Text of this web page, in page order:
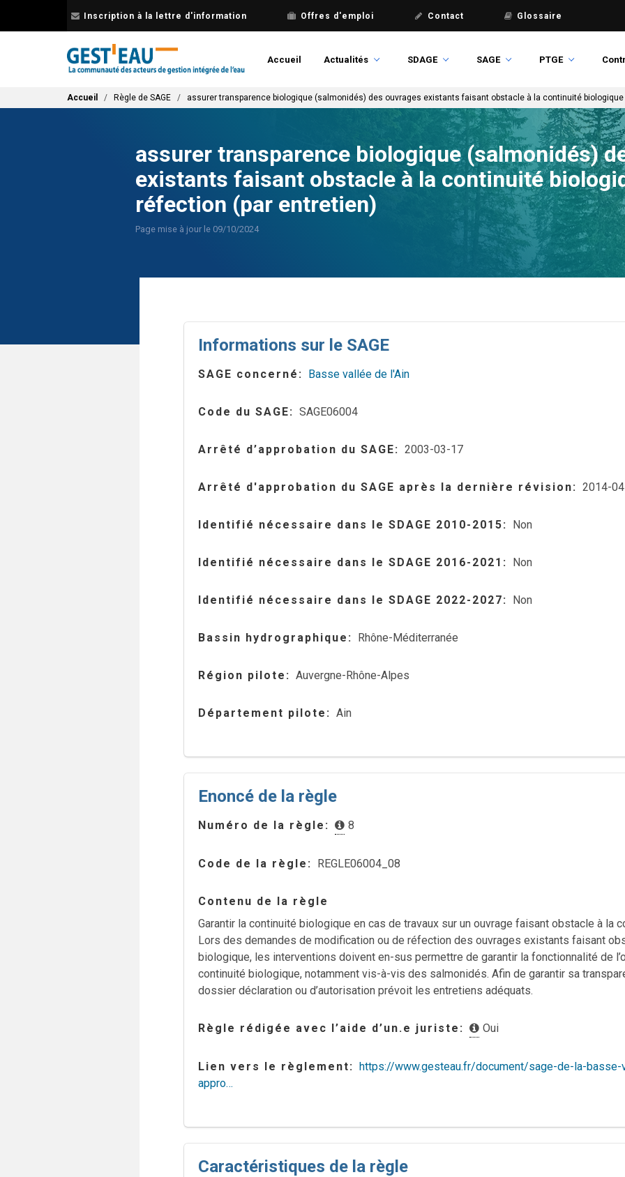
Inscription à la lettre d'information Offres d'emploi Contact Glossaire
Accueil Actualités SDAGE SAGE PTGE
Fil d'Ariane
Accueil Règle de SAGE assurer transparence biologique (salmonidés) des ouvrages existants faisant obstacle à la continuité
assurer transparence biologique (salmonidés)
existants faisant obstacle à la continuité
réfection (par entretien)
Page mise à jour le 09/10/2024
Informations sur le SAGE
SAGE concerné Basse vallée de l'Ain
Code du SAGE SAGE06004
Arrêté d’approbation du SAGE 2003-03-17
Arrêté d'approbation du SAGE après la dernière révision 2014-
Identifié nécessaire dans le SDAGE 2010-2015 Non
Identifié nécessaire dans le SDAGE 2016-2021 Non
Identifié nécessaire dans le SDAGE 2022-2027 Non
Bassin hydrographique Rhône-Méditerranée
Région pilote Auvergne-Rhône-Alpes
Département pilote Ain
Enoncé de la règle
Numéro de la règle 8
Code de la règle REGLE06004_08
Contenu de la règle
Garantir la continuité biologique en cas de travaux sur un ouvrage faisant obstacle à la
Lors des demandes de modification ou de réfection des ouvrages existants faisant
biologique, les interventions doivent en-sus permettre de garantir la fonctionnalité de
continuité biologique, notamment vis-à-vis des salmonidés. Afin de garantir sa
dossier déclaration ou d’autorisation prévoit les entretiens adéquats.
Règle rédigée avec l’aide d’un.e juriste Oui
Lien vers le règlement
https://www.gesteau.fr/document/sage-de-la-
appro…
Caractéristiques de la règle